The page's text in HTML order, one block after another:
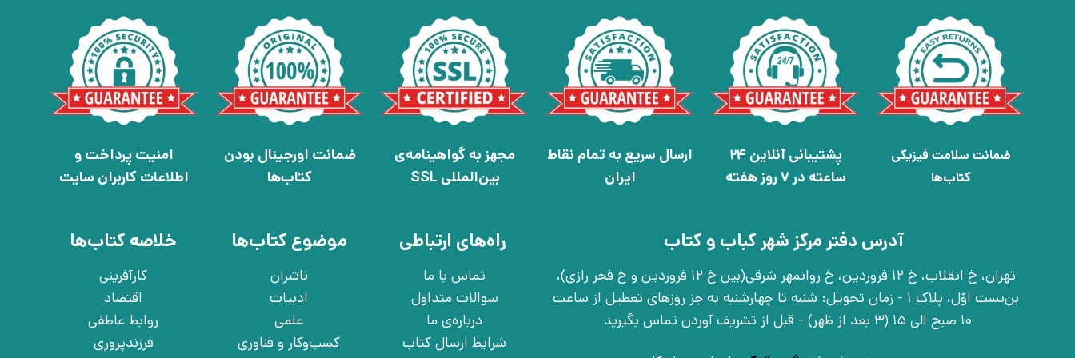
ضمانت سلامت فیزیکی
کتاب‌ها
پشتیبانی آنلاین 24
ساعته در 7 روز هفته
ارسال سریع به تمام نقاط
ایران
مجهز به گواهینامه‌ی
بین‌المللی SSL
ضمانت اورجینال بودن
کتاب‌ها
امنیت پرداخت و
اطلاعات کاربران سایت
آدرس دفتر مرکز شهر کباب و کتاب
تهران، خ انقلاب، خ 12 فروردین، خ روانمهر شرقی(بین خ 12 فروردین و خ فخر رازی)،
بن‌بست اوّل، پلاک 1 - زمان تحویل: شنبه تا چهارشنبه به جز روزهای تعطیل از ساعت
10 صبح الی 15 (3 بعد از ظهر) - قبل از تشریف آوردن تماس بگیرید
راه‌های ارتباطی
تماس با ما
سوالات متداول
درباره‌ی ما
شرایط ارسال کتاب
موضوع کتاب‌ها
ناشران
ادبیات
علمی
کسب‌وکار و فناوری
خلاصه کتاب‌ها
کارآفرینی
اقتصاد
روابط عاطفی
فرزندپروری